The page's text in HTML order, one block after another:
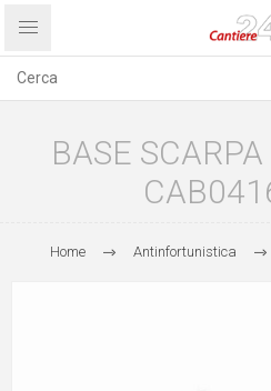
BASE
Home Antinfortunistica